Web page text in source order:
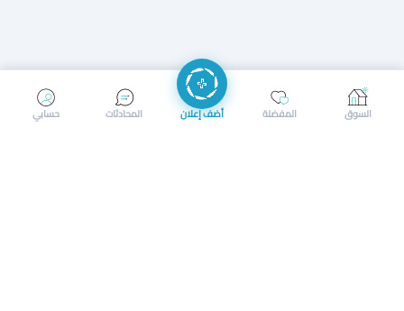
إرسال رسالة إجراء مكالمة
حسابي المحادثات أضف إعلان المفضلة السوق